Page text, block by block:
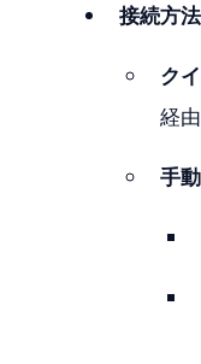
接続方法
ク
経
手動